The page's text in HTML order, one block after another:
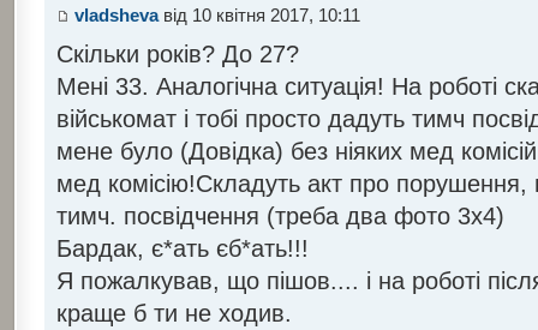
vladshevaвід 10 квітня 2017, 10:11
Скільки років? До 27?
Мені 33. Аналогічна ситуація! На роботі
військомат і тобі просто дадуть тимч
мене було (Довідка) без ніяких мед
мед комісію!Складуть акт про
тимч. посвідчення (треба два фото 3х4)
Бардак, є*ать єб*ать!!!
Я пожалкував, що пішов.... і на роботі
краще б ти не ходив.